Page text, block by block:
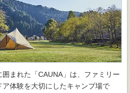
まれた「CAUNA」は、ファミリー
体験を大切にしたキャンプ場で